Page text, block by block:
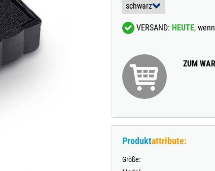
TRODAT® VINTAGE
TRODAT® CREATIVE MINI STEMPEL + KISSEN SETVERSAND: HEUTE,
ZUM
Produktattribute:
Größe: